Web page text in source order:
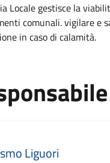
Locale gestisce la
comunali. vigilare e
in caso di calamità.
Liguori